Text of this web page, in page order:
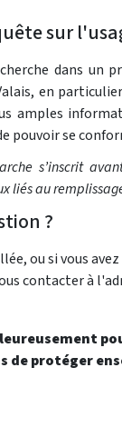
sur
dans un
en
amples
se
s’inscrit
liés au
?
ou si vous
contacter à
de protéger